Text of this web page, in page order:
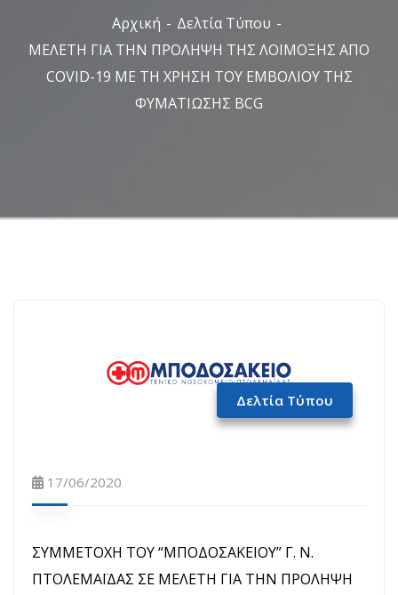
Αρχική
Δελτία Τύπου
ΜΕΛΕΤΗ ΓΙΑ ΤΗΝ ΠΡΟΛΗΨΗ ΤΗΣ ΛΟΙΜΟΞΗΣ ΑΠΟ
COVID-19 ΜΕ ΤΗ ΧΡΗΣΗ ΤΟΥ ΕΜΒΟΛΙΟΥ ΤΗΣ
ΦΥΜΑΤΙΩΣΗΣ BCG
Δελτία Τύπου
17/06/2020
ΣΥΜΜΕΤΟΧΗ ΤΟΥ “ΜΠΟΔΟΣΑΚΕΙΟΥ” Γ. Ν.
ΠΤΟΛΕΜΑΪΔΑΣ ΣΕ ΜΕΛΕΤΗ ΓΙΑ ΤΗΝ ΠΡΟΛΗΨΗ